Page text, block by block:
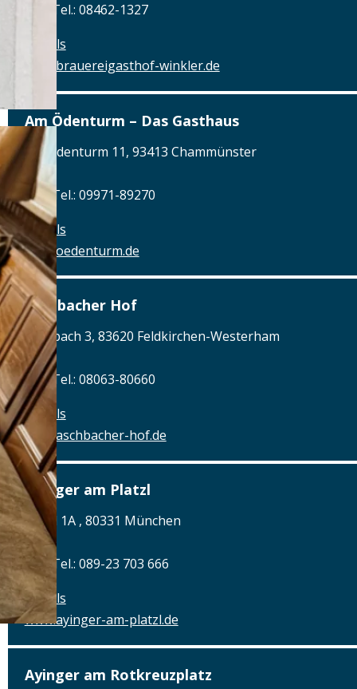
Tel.: Tel.: 08462-1327
Details
www.brauereigasthof-winkler.de
Am Ödenturm – Das Gasthaus
Am Ödenturm 11, 93413 Chammünster
Tel.: Tel.: 09971-89270
Details
www.oedenturm.de
Aschbacher Hof
Aschbach 3, 83620 Feldkirchen-Westerham
Tel.: Tel.: 08063-80660
Details
www.aschbacher-hof.de
Ayinger am Platzl
Platzl 1A , 80331 München
Tel.: Tel.: 089-23 703 666
Details
www.ayinger-am-platzl.de
Ayinger am Rotkreuzplatz